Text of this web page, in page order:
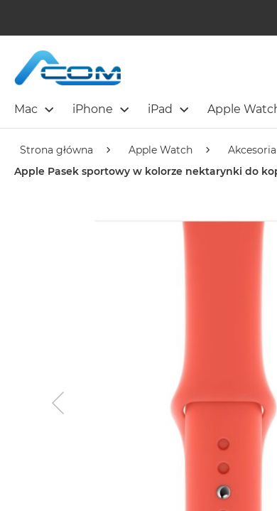
Mac iPhone iPad Apple
Strona główna Apple Watch
Apple Pasek sportowy w kolorze nektarynki do